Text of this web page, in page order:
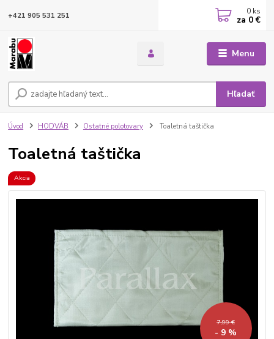
Menu
Hľadať
+421 905 531 251 0 ks
za 0 €
Úvod HODVÁB Ostatné polotovary Toaletná taštička
Toaletná taštička
Akcia
7,99 €
- 9 %